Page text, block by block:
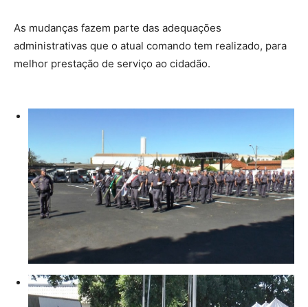
As mudanças fazem parte das adequações
administrativas que o atual comando tem realizado, para
melhor prestação de serviço ao cidadão.